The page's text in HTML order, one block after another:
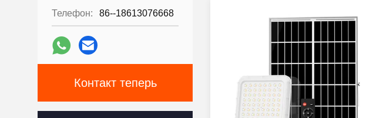
Телефон: 86--18613076668
Контакт теперь